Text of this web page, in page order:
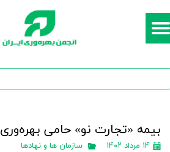
حساب کاربری من
بیمه «تجارت نو» حامی بهره‌وری
۱۴ مرداد ۱۴۰۲ سازمان ها و نهادها